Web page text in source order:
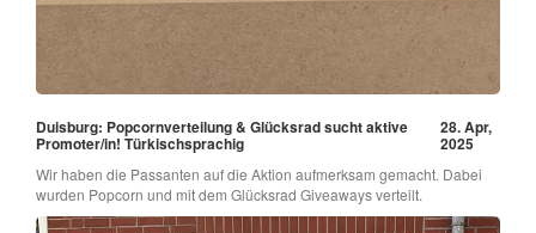
Duisburg: Popcornverteilung & Glücksrad sucht aktive
Promoter/in! Türkischsprachig
28. Apr,
2025
Wir haben die Passanten auf die Aktion aufmerksam gemacht. Dabei
wurden Popcorn und mit dem Glücksrad Giveaways verteilt.